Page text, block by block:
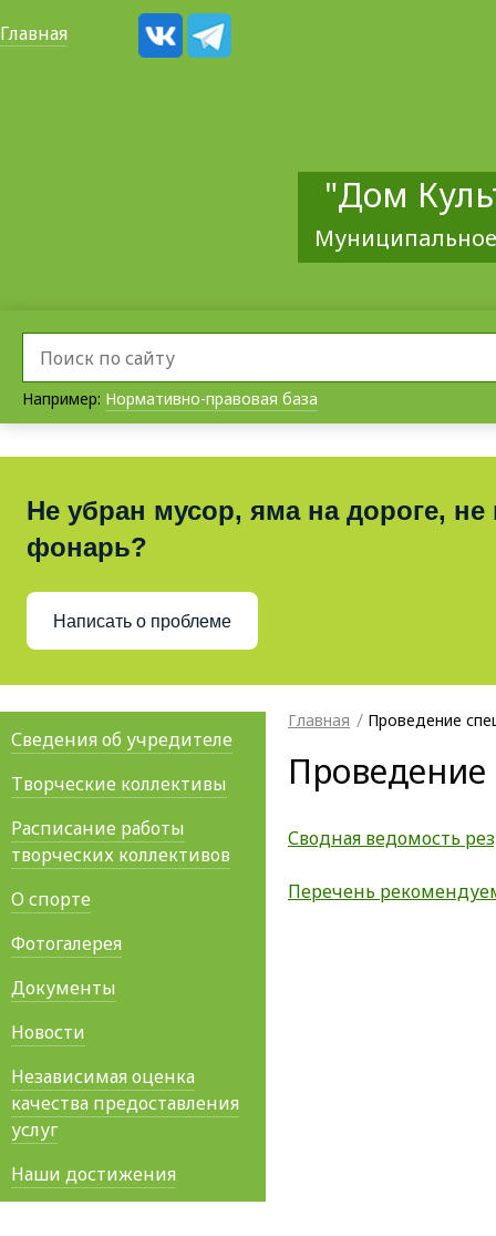
Главная
"Дом
Например: Нормативно-правовая база
Не убран мусор, яма на дороге, не
фонарь?
Написать о проблеме
Главная Проведение
Проведение
Сводная ведомость
Перечень
Сведения об учредителе
Творческие коллективы
Расписание работы
творческих коллективов
О спорте
Фотогалерея
Документы
Новости
Независимая оценка
качества предоставления
услуг
Наши достижения